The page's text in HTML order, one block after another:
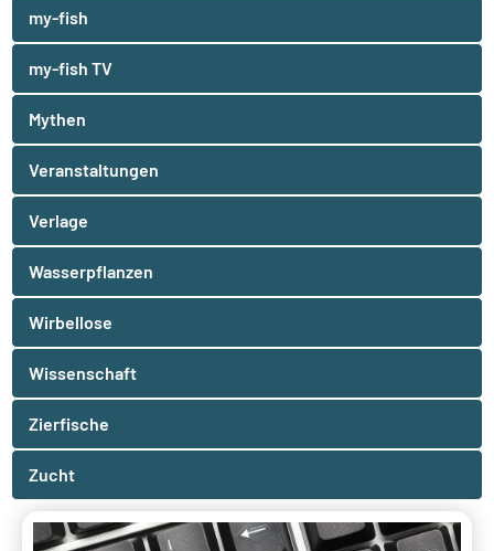
my-fish
my-fish TV
Mythen
Veranstaltungen
Verlage
Wasserpflanzen
Wirbellose
Wissenschaft
Zierfische
Zucht